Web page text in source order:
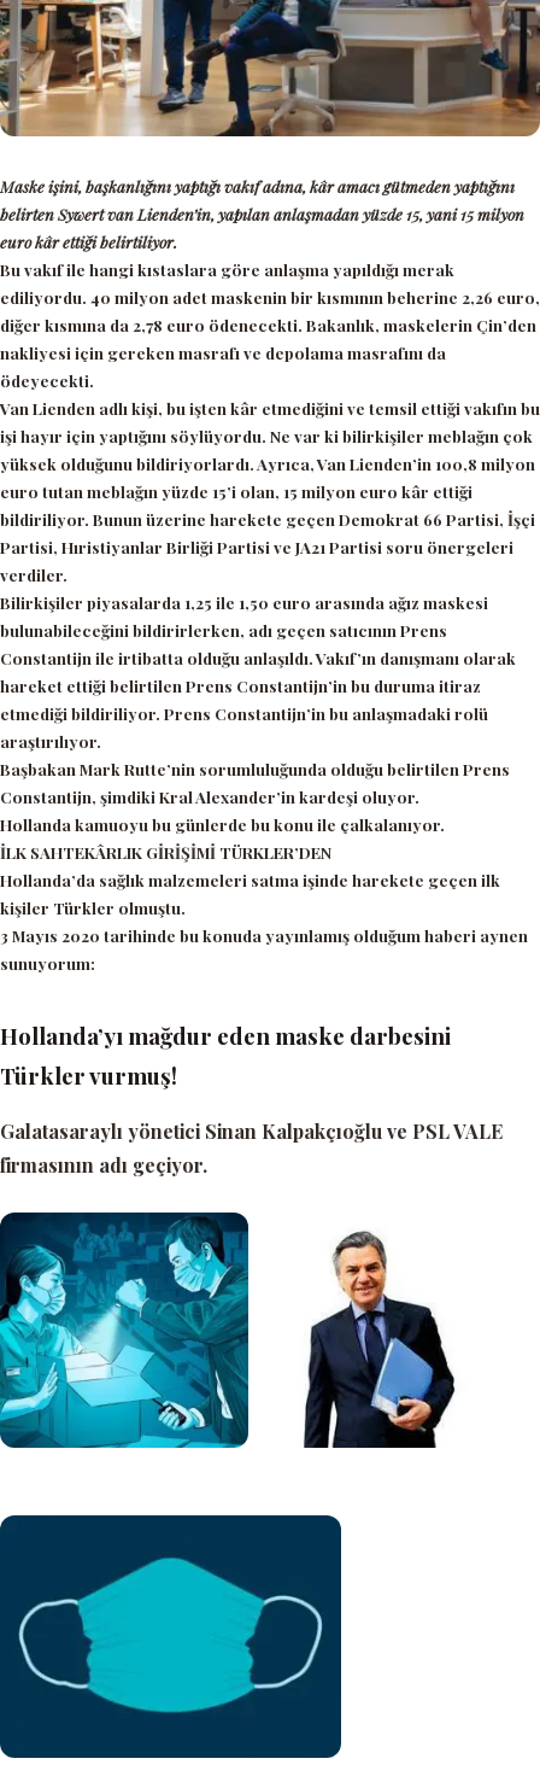
Maske işini, başkanlığını yaptığı vakıf adına, kâr amacı gütmeden yaptığını
belirten Sywert van Lienden’in, yapılan anlaşmadan yüzde 15, yani 15 milyon
euro kâr ettiği belirtiliyor.
Bu vakıf ile hangi kıstaslara göre anlaşma yapıldığı merak
ediliyordu. 40 milyon adet maskenin bir kısmının beherine 2,26 euro,
diğer kısmına da 2,78 euro ödenecekti. Bakanlık, maskelerin Çin’den
nakliyesi için gereken masrafı ve depolama masrafını da
ödeyecekti.
Van Lienden adlı kişi, bu işten kâr etmediğini ve temsil ettiği vakıfın bu
işi hayır için yaptığını söylüyordu. Ne var ki bilirkişiler meblağın çok
yüksek olduğunu bildiriyorlardı. Ayrıca, Van Lienden’in 100,8 milyon
euro tutan meblağın yüzde 15’i olan, 15 milyon euro kâr ettiği
bildiriliyor. Bunun üzerine harekete geçen Demokrat 66 Partisi, İşçi
Partisi, Hıristiyanlar Birliği Partisi ve JA21 Partisi soru önergeleri
verdiler.
Bilirkişiler piyasalarda 1,25 ile 1,50 euro arasında ağız maskesi
bulunabileceğini bildirirlerken, adı geçen satıcının Prens
Constantijn ile irtibatta olduğu anlaşıldı. Vakıf’ın danışmanı olarak
hareket ettiği belirtilen Prens Constantijn’in bu duruma itiraz
etmediği bildiriliyor. Prens Constantijn’in bu anlaşmadaki rolü
araştırılıyor.
Başbakan Mark Rutte’nin sorumluluğunda olduğu belirtilen Prens
Constantijn, şimdiki Kral Alexander’in kardeşi oluyor.
Hollanda kamuoyu bu günlerde bu konu ile çalkalanıyor.
İLK SAHTEKÂRLIK GİRİŞİMİ TÜRKLER’DEN
Hollanda’da sağlık malzemeleri satma işinde harekete geçen ilk
kişiler Türkler olmuştu.
3 Mayıs 2020 tarihinde bu konuda yayınlamış olduğum haberi aynen
sunuyorum:
Hollanda’yı mağdur eden maske darbesini
Türkler vurmuş!
Galatasaraylı yönetici Sinan Kalpakçıoğlu ve PSL VALE
firmasının adı geçiyor.